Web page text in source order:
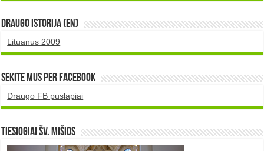
DRAUGO istorija (EN)
Lituanus 2009
Sekite mus per Facebook
Draugo FB puslapiai
TIESIOGIAI šv. MIŠIOS